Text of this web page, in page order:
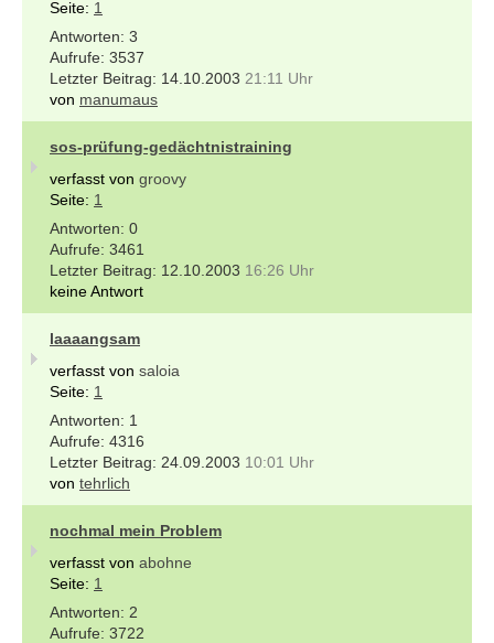
Seite: 1
3
3537
14.10.2003 21:11 Uhr
von manumaus
sos-prüfung-gedächtnistraining
verfasst von groovy
Seite: 1
0
3461
12.10.2003 16:26 Uhr
keine Antwort
laaaangsam
verfasst von saloia
Seite: 1
1
4316
24.09.2003 10:01 Uhr
von tehrlich
nochmal mein Problem
verfasst von abohne
Seite: 1
2
3722